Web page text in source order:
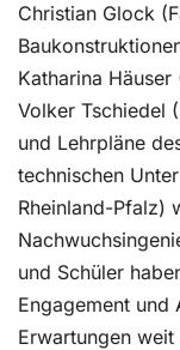
Christian Glock
Katharina
Volker Tschiedel
und Lehrpläne
technischen
Rheinland-Pfalz)
und Schüler
Engagement
Erwartungen